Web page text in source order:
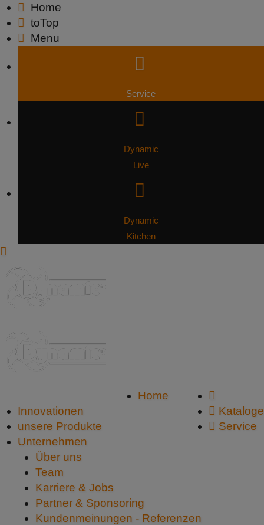
Home
toTop
Menu
Service
Dynamic
Live
Dynamic
Kitchen
Service: 07851/886 45-0
Kataloge
Service
Home
Innovationen
unsere Produkte
Unternehmen
Über uns
Team
Karriere & Jobs
Partner & Sponsoring
Kundenmeinungen - Referenzen